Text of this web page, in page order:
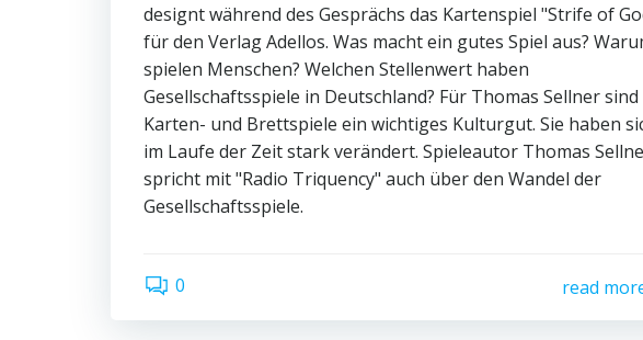
designt während des Gesprächs das Kartenspiel "Strife of
für den Verlag Adellos. Was macht ein gutes Spiel aus?
spielen Menschen? Welchen Stellenwert haben
Gesellschaftsspiele in Deutschland? Für Thomas Sellner sind
Karten- und Brettspiele ein wichtiges Kulturgut. Sie haben
im Laufe der Zeit stark verändert. Spieleautor Thomas
spricht mit "Radio Triquency" auch über den Wandel der
Gesellschaftsspiele.
0 read